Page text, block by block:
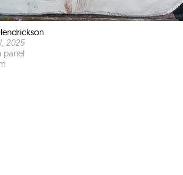
, 2025
panel